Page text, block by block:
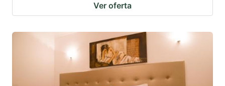
Ver oferta